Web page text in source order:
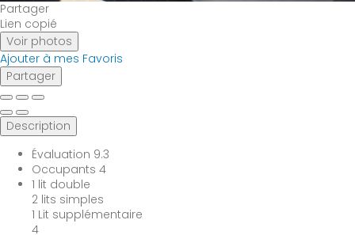
Partager
Lien copié
Voir photos
Ajouter à mes Favoris
Partager
Description
Évaluation 9.3
Occupants 4
1 lit double
2 lits simples
1 Lit supplémentaire
4